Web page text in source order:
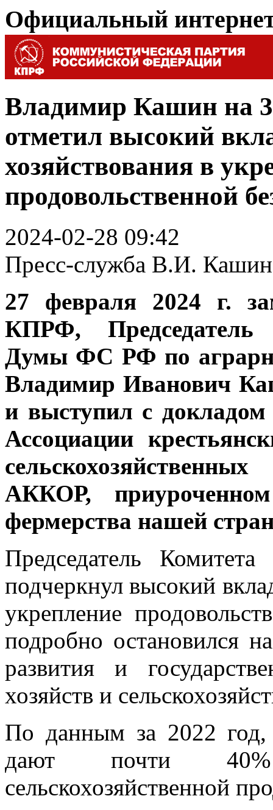
Официальный
Владимир Кашин на
отметил высокий
хозяйствования в
продовольственной
2024-02-28 09:42
Пресс-служба В.И.
27 февраля 2024 г.
КПРФ, Председатель
Думы ФС РФ по
Владимир Иванович
и выступил с
Ассоциации
АККОР,
фермерства нашей
Председатель
подчеркнул высокий
укрепление
подробно остановился
развития и
хозяйств и
По данным за 2022 год,
дают почти 40%
сельскохозяйственной